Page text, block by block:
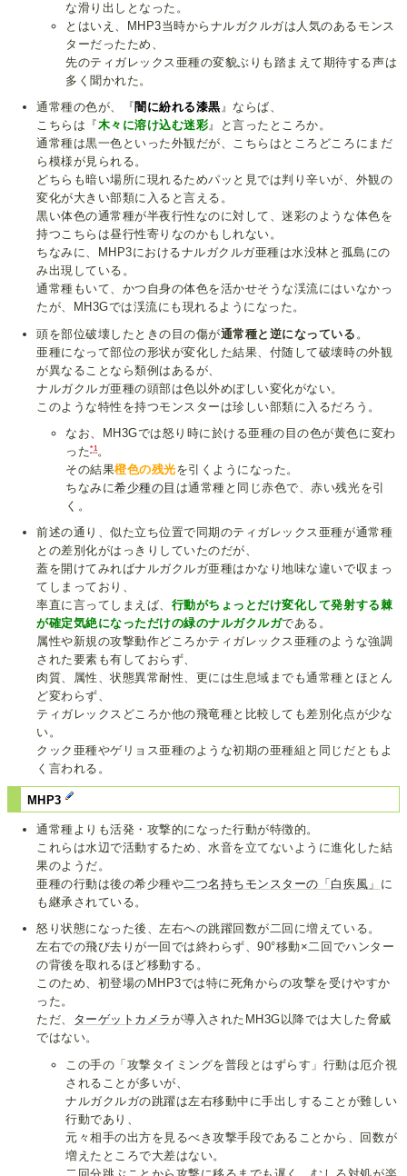
な滑り出しとなった。
とはいえ、MHP3当時からナルガクルガは人気のあるモンス
ターだったため、
先のティガレックス亜種の変貌ぶりも踏まえて期待する声は
多く聞かれた。
通常種の色が、『 闇に紛れる漆黒』ならば、
こちらは『木々に溶け込む迷彩』と言ったところか。
通常種は黒一色といった外観だが、こちらはところどころにまだ
ら模様が見られる。
どちらも暗い場所に現れるためパッと見では判り辛いが、外観の
変化が大きい部類に入ると言える。
黒い体色の通常種が半夜行性なのに対して、迷彩のような体色を
持つこちらは昼行性寄りなのかもしれない。
ちなみに、MHP3におけるナルガクルガ亜種は水没林と孤島にの
み出現している。
通常種もいて、かつ自身の体色を活かせそうな渓流にはいなかっ
たが、MH3Gでは渓流にも現れるようになった。
頭を部位破壊したときの目の傷が通常種と逆になっている 。
亜種になって部位の形状が変化した結果、付随して破壊時の外観
が異なることなら類例はあるが、
ナルガクルガ亜種の頭部は色以外めぼしい変化がない。
このような特性を持つモンスターは珍しい部類に入るだろう。
なお、MH3Gでは怒り時に於ける亜種の目の色が黄色に変わ
った*1。
その結果橙色の残光を引くようになった。
ちなみに希少種の目 は通常種と同じ赤色で、赤い残光を引
く。
前述の通り、似た立ち位置で同期のティガレックス亜種が通常種
との差別化がはっきりしていたのだが、
蓋を開けてみればナルガクルガ亜種はかなり地味な違いで収まっ
てしまっており、
率直に言ってしまえば、 行動がちょっとだけ変化して発射する棘
が確定気絶になっただけの緑のナルガクルガである。
属性や新規の攻撃動作どころかティガレックス亜種のような強調
された要素も有しておらず、
肉質、属性、状態異常耐性、更には生息域までも通常種とほとん
ど変わらず、
ティガレックスどころか他の飛竜種と比較しても差別化点が少な
い。
クック亜種やゲリョス亜種のような初期の亜種組と同じだともよ
く言われる。
MHP3
通常種よりも活発・攻撃的になった行動が特徴的。
これらは水辺で活動するため、水音を立てないように進化した結
果のようだ。
亜種の行動は後の希少種や二つ名持ちモンスターの「白疾風」 に
も継承されている。
怒り状態になった後、左右への跳躍回数が二回に増えている。
左右での飛び去りが一回では終わらず、90°移動×二回でハンター
の背後を取れるほど移動する。
このため、初登場のMHP3では特に死角からの攻撃を受けやすか
った。
ただ、 ターゲットカメラ が導入されたMH3G以降では大した脅威
ではない。
この手の「攻撃タイミングを普段とはずらす」行動は厄介視
されることが多いが、
ナルガクルガの跳躍は左右移動中に手出しすることが難しい
行動であり、
元々相手の出方を見るべき攻撃手段であることから、回数が
増えたところで大差はない。